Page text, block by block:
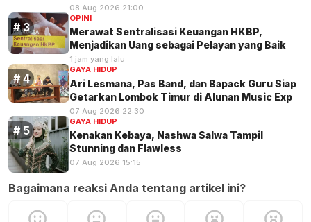
08 Aug 2026 21:00
OPINI
Merawat Sentralisasi Keuangan HKBP,
Menjadikan Uang sebagai Pelayan yang Baik
1 jam yang lalu
GAYA HIDUP
Ari Lesmana, Pas Band, dan Bapack Guru Siap
Getarkan Lombok Timur di Alunan Music Exp
07 Aug 2026 22:30
GAYA HIDUP
Kenakan Kebaya, Nashwa Salwa Tampil
Stunning dan Flawless
07 Aug 2026 15:15
Bagaimana reaksi Anda tentang artikel ini?